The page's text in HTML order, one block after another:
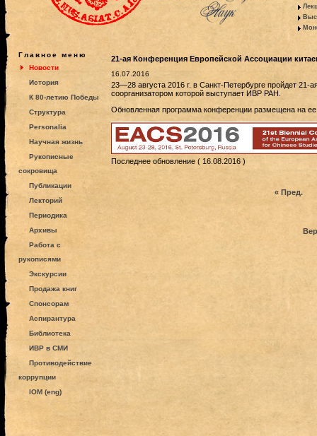
Главное меню
Новости
История
К 80-летию Победы
Структура
Personalia
Научная жизнь
Рукописные
сокровища
Публикации
Лекторий
Периодика
Архивы
Работа с
рукописями
Экскурсии
Продажа книг
Спонсорам
Аспирантура
Библиотека
ИВР в СМИ
Противодействие
коррупции
IOM (eng)
21-ая Конференция Европейской Ассоциации
16.07.2016
23—28 августа 2016 г. в Санкт-Петербурге пройдет
соорганизатором которой выступает ИВР РАН.
Обновленная программа конференции размещена на
Последнее обновление ( 16.08.2016 )
« Пред.